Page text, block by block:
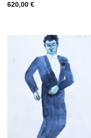
620,00 €